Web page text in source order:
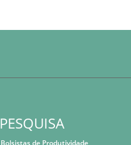
PESQUISA
Bolsistas de Produtividade